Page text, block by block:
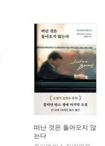
떠난 것은 돌아오지 않
는다